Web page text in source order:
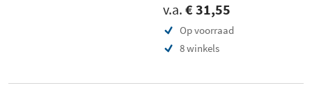
v.a. € 31,55
Op voorraad
8 winkels